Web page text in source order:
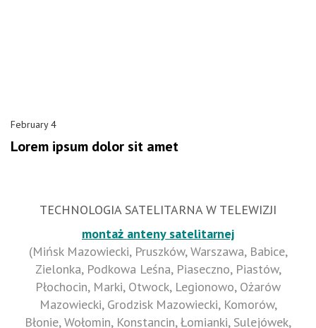
February 4
Lorem ipsum dolor sit amet
TECHNOLOGIA SATELITARNA W TELEWIZJI
montaż anteny satelitarnej
(Mińsk Mazowiecki, Pruszków, Warszawa, Babice,
Zielonka, Podkowa Leśna, Piaseczno, Piastów,
Płochocin, Marki, Otwock, Legionowo, Ożarów
Mazowiecki, Grodzisk Mazowiecki, Komorów,
Błonie, Wołomin, Konstancin, Łomianki, Sulejówek,